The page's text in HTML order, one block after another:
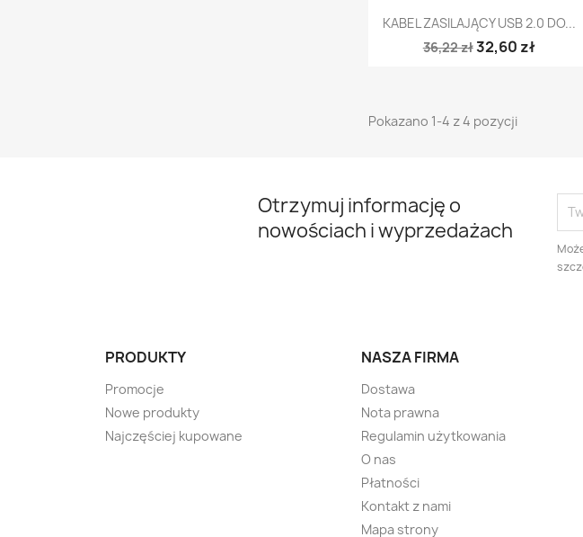
Szybki podgląd
KABEL ZASILAJĄCY USB 2.0 DO...
36,22 zł32,60 zł
Pokazano 1-4 z 4 pozycji
Otrzymuj informację o
nowościach i wyprzedażach
PRODUKTY
Promocje
Nowe produkty
Najczęściej kupowane
NASZA FIRMA
Dostawa
Nota prawna
Regulamin użytkowania
O nas
Płatności
Kontakt z nami
Mapa strony